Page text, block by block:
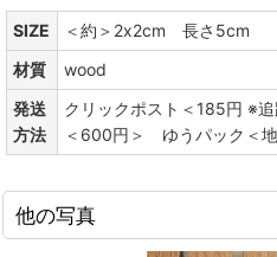
SIZE
＜約＞2x2cm 長さ5cm
材質
wood
発送
方法
クリックポスト＜185円 ※
＜600円＞ ゆうパック＜地
他の写真